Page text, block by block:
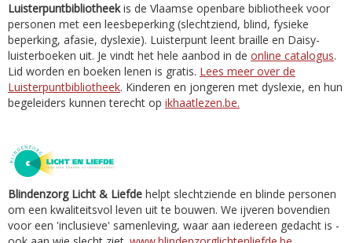
Luisterpuntbibliotheekis de Vlaamse openbare bibliotheek voor
personen met een leesbeperking (slechtziend, blind, fysieke
beperking, afasie, dyslexie). Luisterpunt leent braille en Daisy-
luisterboeken uit. Je vindt het hele aanbod in de online catalogus.
Lid worden en boeken lenen is gratis. Lees meer over de
Luisterpuntbibliotheek. Kinderen en jongeren met dyslexie, en hun
begeleiders kunnen terecht op ikhaatlezen.be.
Blindenzorg Licht & Liefde helpt slechtziende en blinde personen
om een kwaliteitsvol leven uit te bouwen. We ijveren bovendien
voor een 'inclusieve' samenleving, waar aan iedereen gedacht is -